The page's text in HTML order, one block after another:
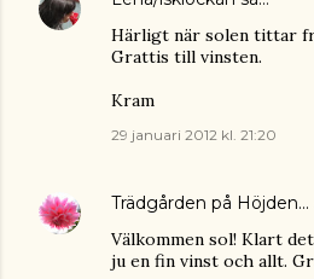
Härligt när solen tittar
Grattis till vinsten.
Kram
29 januari 2012 kl. 21:20
Trädgården på Höjden...
Välkommen sol! Klart
ju en fin vinst och allt.